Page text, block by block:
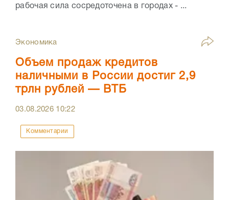
рабочая сила сосредоточена в городах - ...
Экономика
Объем продаж кредитов
наличными в России достиг 2,9
трлн рублей — ВТБ
03.08.2026 10:22
Комментарии